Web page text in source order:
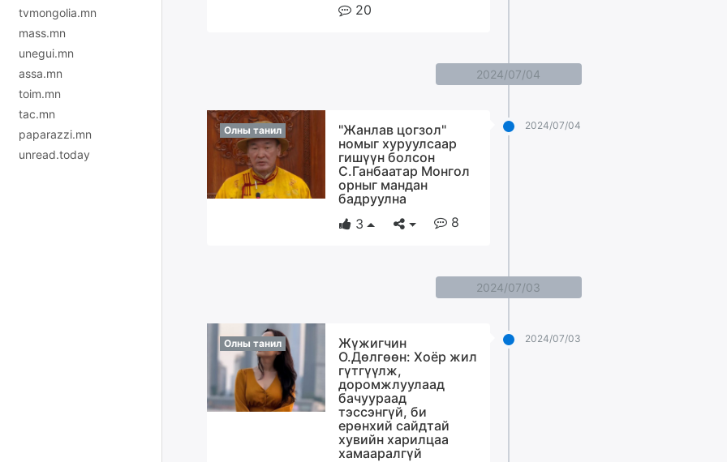
tvmongolia.mn
mass.mn
unegui.mn
assa.mn
toim.mn
tac.mn
paparazzi.mn
unread.today
20
2024/07/04
2024/07/04
Олны танил
"Жанлав цогзол"
номыг хуруулсаар
гишүүн болсон
С.Ганбаатар Монгол
орныг мандан
бадруулна
3
8
2024/07/03
2024/07/03
Олны танил
Жүжигчин
О.Дөлгөөн: Хоёр жил
гүтгүүлж,
доромжлуулаад
бачуураад
тэссэнгүй, би
ерөнхий сайдтай
хувийн харилцаа
хамааралгүй